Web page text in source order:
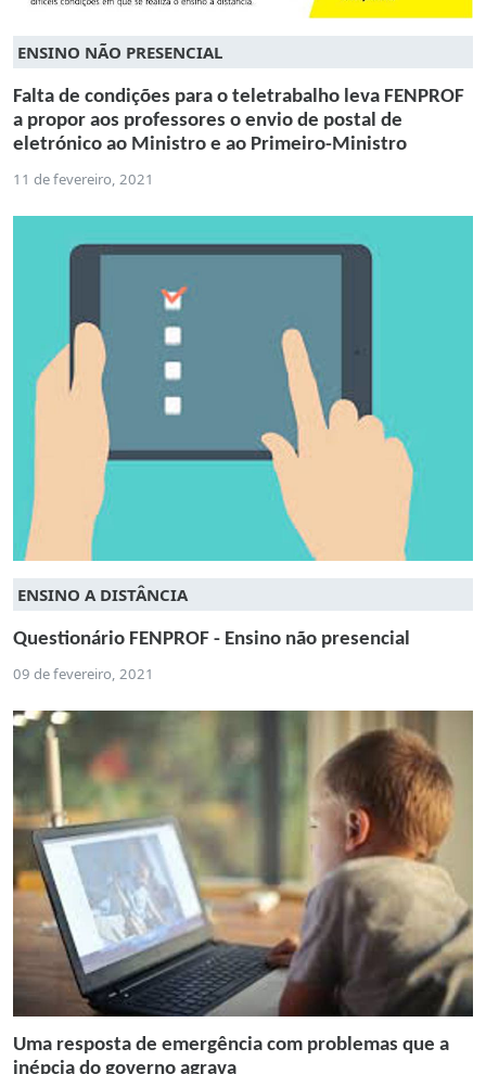
ENSINO NÃO PRESENCIAL
Falta de condições para o teletrabalho leva FENPROF
a propor aos professores o envio de postal de
eletrónico ao Ministro e ao Primeiro-Ministro
11 de fevereiro, 2021
ENSINO A DISTÂNCIA
Questionário FENPROF - Ensino não presencial
09 de fevereiro, 2021
Uma resposta de emergência com problemas que a
inépcia do governo agrava